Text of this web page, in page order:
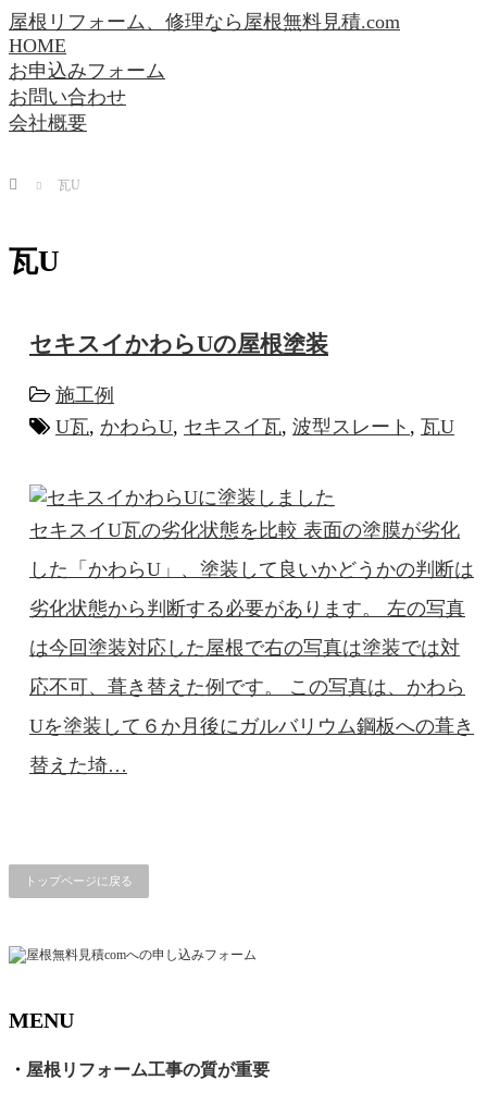
屋根リフォーム、修理なら屋根無料見積.com
HOME
お申込みフォーム
お問い合わせ
会社概要
Home 瓦U
瓦U
セキスイかわらUの屋根塗装
施工例
U瓦, かわらU, セキスイ瓦, 波型スレート , 瓦U
セキスイU瓦の劣化状態を比較 表面の塗膜が劣化
した「かわらU」、塗装して良いかどうかの判断は
劣化状態から判断する必要があります。 左の写真
は今回塗装対応した屋根で右の写真は塗装では対
応不可、葺き替えた例です。 この写真は、かわら
Uを塗装して６か月後にガルバリウム鋼板への葺き
替えた埼…
トップページに戻る
MENU
・ 屋根リフォーム工事の質が重要